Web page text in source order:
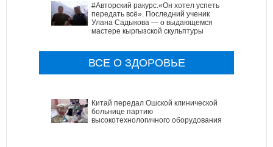
#Авторский ракурс.«Он хотел успеть
передать всё». Последний ученик
Улана Садыкова — о выдающемся
мастере кыргызской скульптуры
ВСЕ О ЗДОРОВЬЕ
Китай передал Ошской клинической
больнице партию
высокотехнологичного оборудования